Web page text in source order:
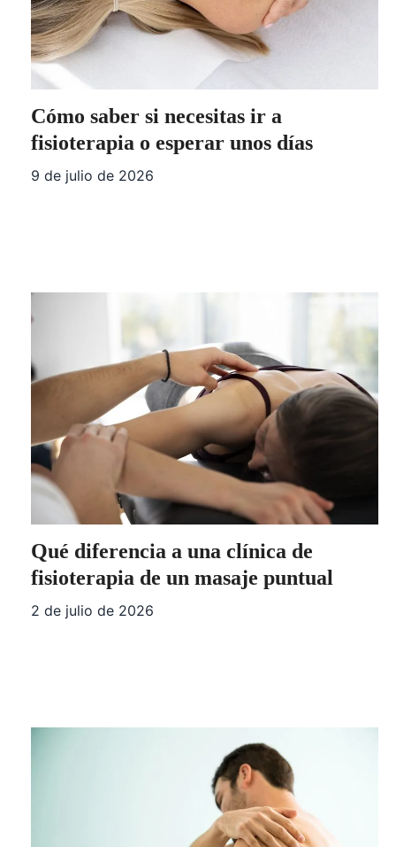
Cómo saber si necesitas ir a
fisioterapia o esperar unos días
9 de julio de 2026
Qué diferencia a una clínica de
fisioterapia de un masaje puntual
2 de julio de 2026